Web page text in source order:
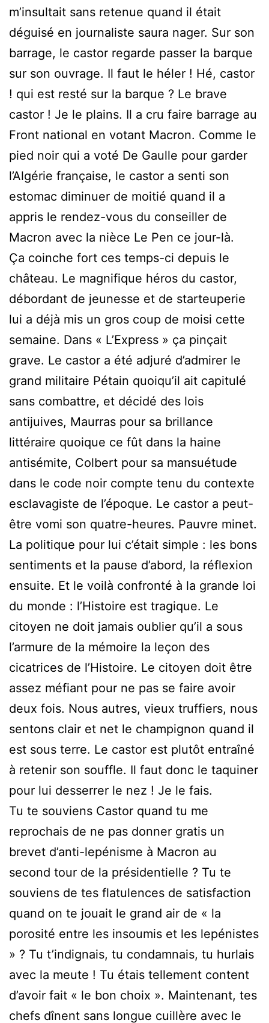
m’insultait sans retenue quand il était
déguisé en journaliste saura nager. Sur son
barrage, le castor regarde passer la barque
sur son ouvrage. Il faut le héler ! Hé, castor
! qui est resté sur la barque ? Le brave
castor ! Je le plains. Il a cru faire barrage au
Front national en votant Macron. Comme le
pied noir qui a voté De Gaulle pour garder
l’Algérie française, le castor a senti son
estomac diminuer de moitié quand il a
appris le rendez-vous du conseiller de
Macron avec la nièce Le Pen ce jour-là.
Ça coinche fort ces temps-ci depuis le
château. Le magnifique héros du castor,
débordant de jeunesse et de starteuperie
lui a déjà mis un gros coup de moisi cette
semaine. Dans « L’Express » ça pinçait
grave. Le castor a été adjuré d’admirer le
grand militaire Pétain quoiqu’il ait capitulé
sans combattre, et décidé des lois
antijuives, Maurras pour sa brillance
littéraire quoique ce fût dans la haine
antisémite, Colbert pour sa mansuétude
dans le code noir compte tenu du contexte
esclavagiste de l’époque. Le castor a peut-
être vomi son quatre-heures. Pauvre minet.
La politique pour lui c’était simple : les bons
sentiments et la pause d’abord, la réflexion
ensuite. Et le voilà confronté à la grande loi
du monde : l’Histoire est tragique. Le
citoyen ne doit jamais oublier qu’il a sous
l’armure de la mémoire la leçon des
cicatrices de l’Histoire. Le citoyen doit être
assez méfiant pour ne pas se faire avoir
deux fois. Nous autres, vieux truffiers, nous
sentons clair et net le champignon quand il
est sous terre. Le castor est plutôt entraîné
à retenir son souffle. Il faut donc le taquiner
pour lui desserrer le nez ! Je le fais.
Tu te souviens Castor quand tu me
reprochais de ne pas donner gratis un
brevet d’anti-lepénisme à Macron au
second tour de la présidentielle ? Tu te
souviens de tes flatulences de satisfaction
quand on te jouait le grand air de « la
porosité entre les insoumis et les lepénistes
» ? Tu t’indignais, tu condamnais, tu hurlais
avec la meute ! Tu étais tellement content
d’avoir fait « le bon choix ». Maintenant, tes
chefs dînent sans longue cuillère avec le